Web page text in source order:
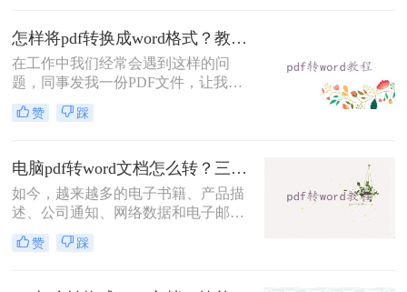
量也不好。今天，小编将与您分享两
个免费有用的pdf转word方法，转换效
率特别高哦~
怎样将pdf转换成word格式？教你二种免费的方法！
在工作中我们经常会遇到这样的问
题，同事发我一份PDF文件，让我帮
忙将pdf转换成word格式，PDF文件很
便利，在阅读和分享上极具优势，但
还得转换成word文档，那么问题来
了，怎样将pdf转换成word格式？这类
操作对工作经验丰富的人自然不在话
下，但对于职场新手来说，就让人很
头疼了，学会这个将pdf转换成word格
式方法，再也不用担心不会转格式！
赞 踩
电脑pdf转word文档怎么转？三种常用方法可实现！
如今，越来越多的电子书籍、产品描
述、公司通知、网络数据和电子邮件
开始使用PDF格式文件。Adobe设计
PDF文件格式的目的是支持跨平台、
是对网络信息发布的支持。为了实现
赞 踩